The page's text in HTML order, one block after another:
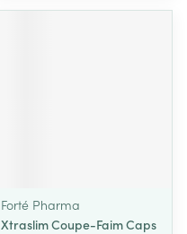
Forté Pharma
Xtraslim Coupe-Faim Caps